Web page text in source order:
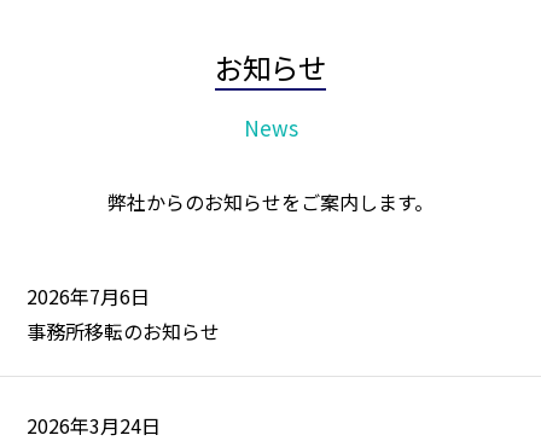
お知らせ
News
弊社からのお知らせをご案内します。
2026年7月6日
事務所移転のお知らせ
2026年3月24日